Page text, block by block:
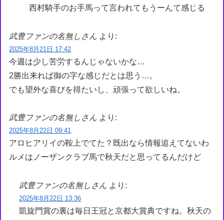
西村騎手のお手馬って言われてもうーんて感じる
武豊ファンの名無しさん より:
2025年8月21日 17:42
今週は少し苦労するんじゃないかな…
2勝出来れば御の字な感じだとは思う…。
でも望外な喜びを得たいし、頑張って欲しいね。
武豊ファンの名無しさん より:
2025年8月22日 09:41
アロヒアリイの鞍上でてた？既出なら情報追えてないわ
ルメはノーザンクラブ馬で秋天だと思ってるんだけど
武豊ファンの名無しさん より:
2025年8月22日 13:36
凱旋門賞の裏は毎日王冠と京都大賞典ですね。秋天の